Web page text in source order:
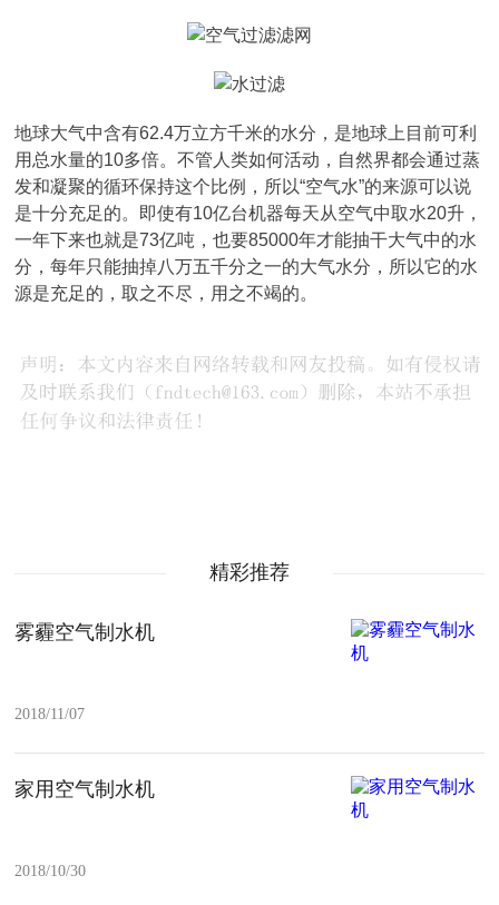
地球大气中含有62.4万立方千米的水分，是地球上目前可利
用总水量的10多倍。不管人类如何活动，自然界都会通过蒸
发和凝聚的循环保持这个比例，所以“空气水”的来源可以说
是十分充足的。即使有10亿台机器每天从空气中取水20升，
一年下来也就是73亿吨，也要85000年才能抽干大气中的水
分，每年只能抽掉八万五千分之一的大气水分，所以它的水
源是充足的，取之不尽，用之不竭的。
精彩推荐
雾霾空气制水机
2018/11/07
家用空气制水机
2018/10/30